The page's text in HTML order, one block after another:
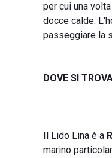
per cui una
docce calde.
passeggiare la
DOVE SI
Il Lido Lina è a
marino